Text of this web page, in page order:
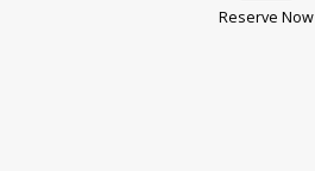
Reserve Now